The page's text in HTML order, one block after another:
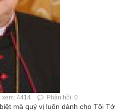
xem: 4414 Phản hồi: 0
mà quý vị luôn dành cho Tôi Tớ